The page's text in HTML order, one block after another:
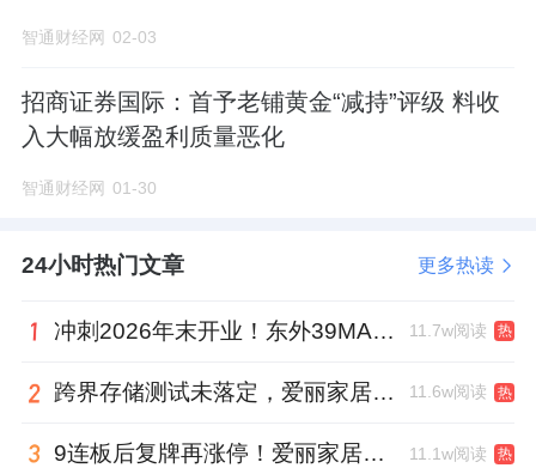
智通财经网 02-03
招商证券国际：首予老铺黄金“减持”评级 料收
入大幅放缓盈利质量恶化
智通财经网 01-30
24小时热门文章 更多热读
冲刺2026年末开业！东外39MALL全球招商启幕，重构东直门商圈格局 11.7w阅读 热
跨界存储测试未落定，爱丽家居复牌前自揭多重风险 11.6w阅读 热
9连板后复牌再涨停！爱丽家居市盈率318倍，跨界收购案尚未落地 11.1w阅读 热